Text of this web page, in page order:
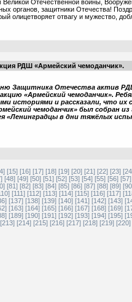
Великой Отечественной войны,
органов, защитники Отечества!
олицетворяет отвагу и мужество,
РДШ «Армейский чемоданчик».
Защитника Отечества актив
«Армейский чемоданчик».
историями и рассказали, что их
чемоданчик» был собран
«Ленинградцы в дни тяжёлых
[15] [16] [17] [18] [19] [20] [21] [22] [23]
[48] [49] [50] [51] [52] [53] [54] [55] [56] [57]
[81] [82] [83] [84] [85] [86] [87] [88] [89]
[111] [112] [113] [114] [115] [116] [117]
[137] [138] [139] [140] [141] [142] [143]
[163] [164] [165] [166] [167] [168] [169]
[189] [190] [191] [192] [193] [194] [195]
[213] [214] [215] [216] [217] [218] [219] [220]